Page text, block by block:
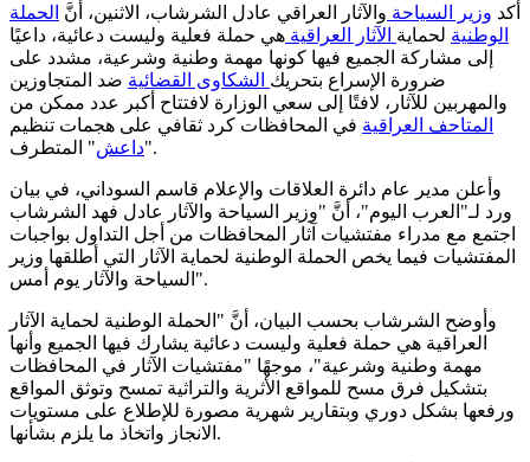
أكد وزير السياحة والآثار العراقي عادل الشرشاب، الاثنين، أنَّ الحملة
الوطنية لحماية الآثار العراقية هي حملة فعلية وليست دعائية، داعيًا
إلى مشاركة الجميع فيها كونها مهمة وطنية وشرعية، مشدد على
ضرورة الإسراع بتحريك الشكاوى القضائية ضد المتجاوزين
والمهربين للآثار، لافتًا إلى سعي الوزارة لافتتاح أكبر عدد ممكن من
المتاحف العراقية في المحافظات كرد ثقافي على هجمات تنظيم
"داعش " المتطرف.
وأعلن مدير عام دائرة العلاقات والإعلام قاسم السوداني، في بيان
ورد لـ"العرب اليوم"، أنَّ "وزير السياحة والآثار عادل فهد الشرشاب
اجتمع مع مدراء مفتشيات آثار المحافظات من أجل التداول بواجبات
المفتشيات فيما يخص الحملة الوطنية لحماية الآثار التي أطلقها وزير
السياحة والآثار يوم أمس".
وأوضح الشرشاب بحسب البيان، أنَّ "الحملة الوطنية لحماية الآثار
العراقية هي حملة فعلية وليست دعائية يشارك فيها الجميع وأنها
مهمة وطنية وشرعية"، موجهًا "مفتشيات الآثار في المحافظات
بتشكيل فرق مسح للمواقع الأثرية والتراثية تمسح وتوثق المواقع
ورفعها بشكل دوري وبتقارير شهرية مصورة للإطلاع على مستويات
الانجاز واتخاذ ما يلزم بشأنها.